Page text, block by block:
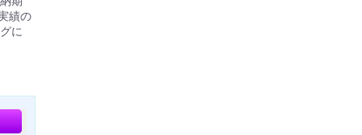
績の
に